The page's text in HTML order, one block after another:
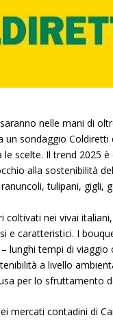
nelle mani di
un sondaggio
scelte. Il trend 2025 è
alla sostenibilità
tulipani, gigli,
nei vivai
e caratteristici. I
tempi di
a livello
per lo sfruttamento
mercati contadini di